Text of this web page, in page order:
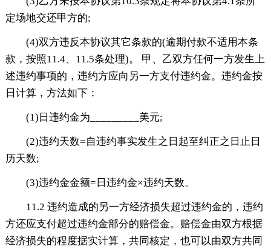
定场地交还甲方的;
(4)双方违反本协议其它条款的(逾期付款不适用本条
款，按照11.4、11.5条处理)。 甲、乙双方任何一方发生上
述违约事项的，违约方应向另一方支付违约金。违约金按
日计算，方法如下：
(1)日违约金为_________美元;
(2)违约天数=自违约事实发生之日起至纠正之日止日
历天数;
(3)违约金金额=日违约金×违约天数。
11.2 违约造成的另一方经济损失超过违约金的，违约
方还应支付超过违约金部分的赔偿金。赔偿金由双方根据
经济损失的程度据实计算，共同核定，也可以由双方共同